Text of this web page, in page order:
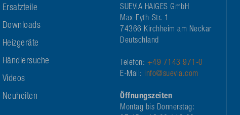
Ersatzteile
Downloads
Heizgeräte
Händlersuche
Videos
Neuheiten
SUEVIA HAIGES GmbH
Max-Eyth-Str. 1
74366 Kirchheim am Neckar
Deutschland
Telefon: +49 7143 971-0
E-Mail: info@suevia.com
Öffnungszeiten
Montag bis Donnerstag: